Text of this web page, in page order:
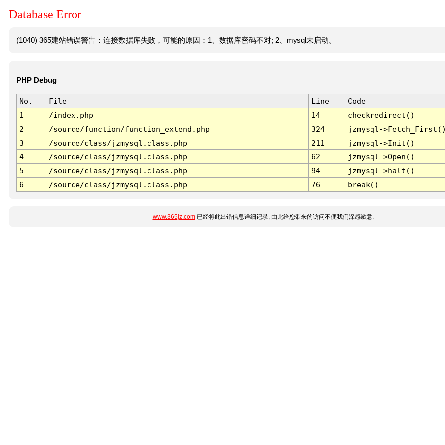
Database Error
(1040) 365建站错误警告：连接数据库失败，可能的原因：1、数据库密码不对; 2、mysql未启动。
PHP Debug
No. File Line
Code
1
/index.php 14
checkredirect()
2
/source/function/function_extend.php 324
jzmysql-
3
/source/class/jzmysql.class.php 211
jzmysql->Init()
4
/source/class/jzmysql.class.php 62
jzmysql->Open()
5
/source/class/jzmysql.class.php 94
jzmysql->halt()
6
/source/class/jzmysql.class.php 76 break()
www.365jz.com已经将此出错信息详细记录, 由此给您带来的访问不便我们深感歉意.